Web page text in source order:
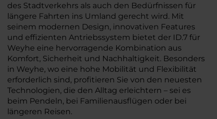
des Stadtverkehrs als auch den Bedürfnissen für
längere Fahrten ins Umland gerecht wird. Mit
seinem modernen Design, innovativen Features
und effizienten Antriebssystem bietet der ID.7 für
Weyhe eine hervorragende Kombination aus
Komfort, Sicherheit und Nachhaltigkeit. Besonders
in Weyhe, wo eine hohe Mobilität und Flexibilität
erforderlich sind, profitieren Sie von den neuesten
Technologien, die den Alltag erleichtern – sei es
beim Pendeln, bei Familienausflügen oder bei
längeren Reisen.